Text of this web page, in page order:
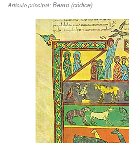
Artículo principal: Beato (códice)